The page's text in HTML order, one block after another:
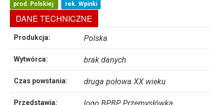
prod. Polskiej rek. Wpinki
DANE TECHNICZNE
Produkcja: Polska
Wytwórca: brak danych
Czas powstania: druga połowa XX wieku
Przedstawia: